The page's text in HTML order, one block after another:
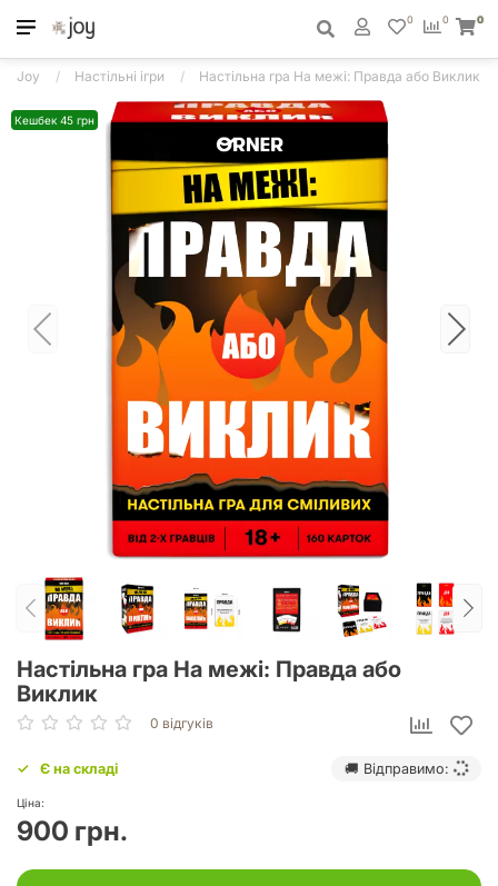
0
0 0
Joy Настільні ігри Настільна гра На межі: Правда або Виклик
Кешбек 45 грн
Настільна гра На межі: Правда або
Виклик
0 відгуків
Є на складі 🚚 Відправимо:
Ціна:
900 грн.